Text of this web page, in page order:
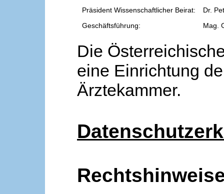
Präsident Wissenschaftlicher Beirat:
Dr.
Geschäftsführung:
Mag.
Die
eine Einrichtung
Ärztekammer.